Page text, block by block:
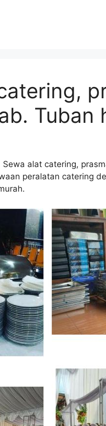
Tuban
alat catering,
peralatan catering